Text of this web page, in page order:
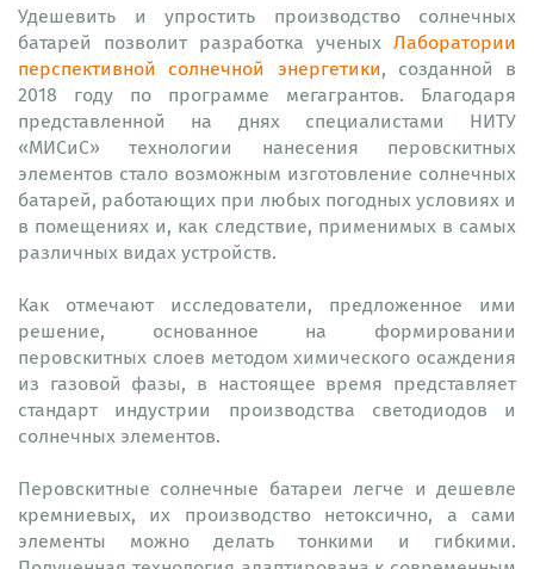
Удешевить и упростить производство солнечных
батарей позволит разработка ученых Лаборатории
перспективной солнечной энергетики, созданной в
2018 году по программе мегагрантов. Благодаря
представленной на днях специалистами НИТУ
«МИСиС» технологии нанесения перовскитных
элементов стало возможным изготовление солнечных
батарей, работающих при любых погодных условиях и
в помещениях и, как следствие, применимых в самых
различных видах устройств.
Как отмечают исследователи, предложенное ими
решение, основанное на формировании
перовскитных слоев методом химического осаждения
из газовой фазы, в настоящее время представляет
стандарт индустрии производства светодиодов и
солнечных элементов.
Перовскитные солнечные батареи легче и дешевле
кремниевых, их производство нетоксично, а сами
элементы можно делать тонкими и гибкими.